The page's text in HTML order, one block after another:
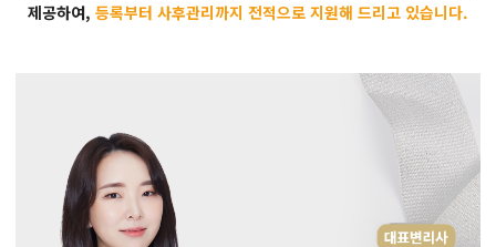
제공하여, 등록부터 사후관리까지 전적으로 지원해 드리고 있습니다.